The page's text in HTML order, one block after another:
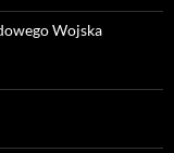
Wojska